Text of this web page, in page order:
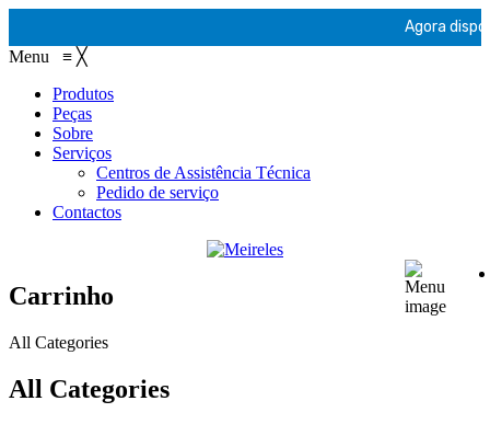
Agora
Menu ≡ ╳
Produtos
Peças
Sobre
Serviços
Centros de Assistência Técnica
Pedido de serviço
Contactos
Carrinho
All Categories
All Categories